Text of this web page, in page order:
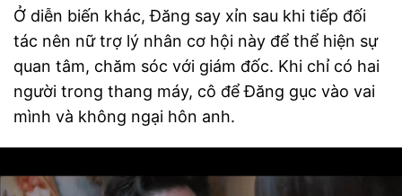
Ở diễn biến khác, Đăng say xỉn sau khi tiếp đối
tác nên nữ trợ lý nhân cơ hội này để thể hiện sự
quan tâm, chăm sóc với giám đốc. Khi chỉ có hai
người trong thang máy, cô để Đăng gục vào vai
mình và không ngại hôn anh.